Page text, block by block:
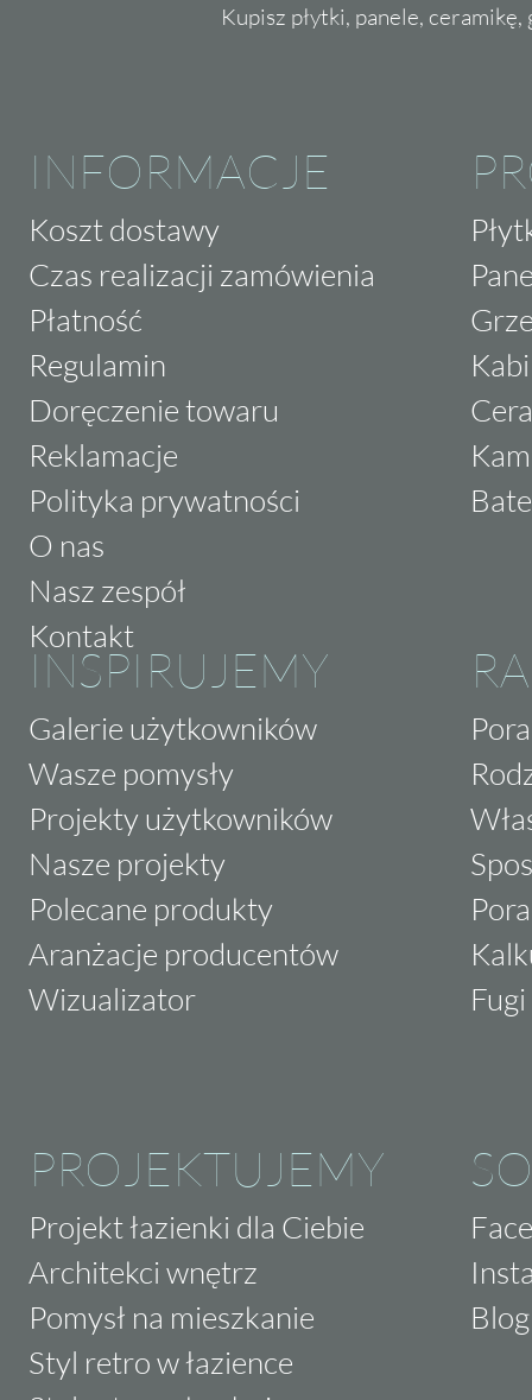
Kupisz płytki, panele,
INFORMACJE
Koszt dostawy
Czas realizacji zamówienia
Płatność
Regulamin
Doręczenie towaru
Reklamacje
Polityka prywatności
O nas
Nasz zespół
Kontakt
INSPIRUJEMY
Galerie użytkowników
Wasze pomysły
Projekty użytkowników
Nasze projekty
Polecane produkty
Aranżacje producentów
Wizualizator
PROJEKTUJEMY
Projekt łazienki dla Ciebie
Architekci wnętrz
Pomysł na mieszkanie
Styl retro w łazience
Blog